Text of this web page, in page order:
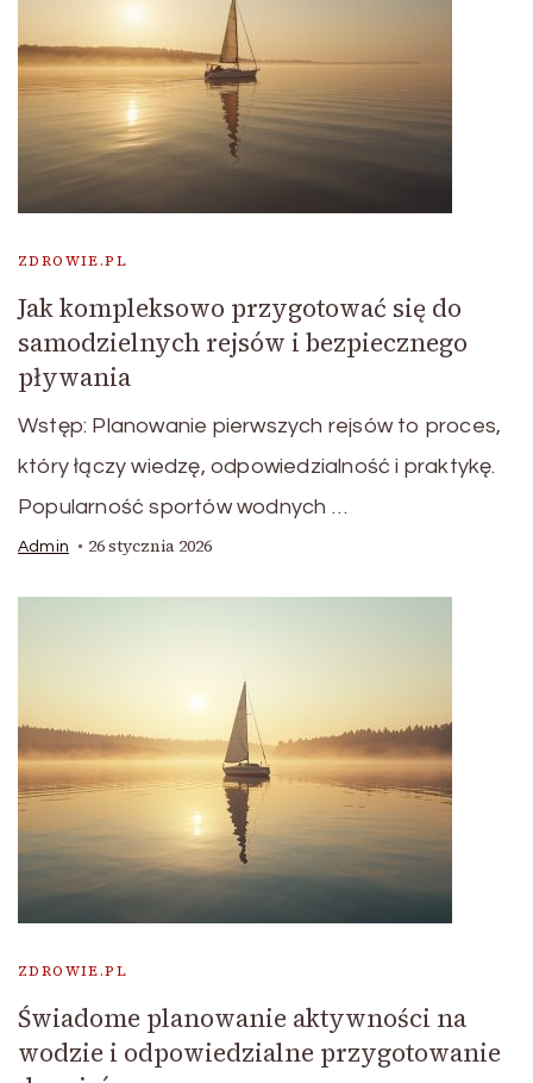
ZDROWIE.PL
Jak kompleksowo przygotować się do
samodzielnych rejsów i bezpiecznego
pływania
Wstęp: Planowanie pierwszych rejsów to proces,
który łączy wiedzę, odpowiedzialność i praktykę.
Popularność sportów wodnych …
Admin 26 stycznia 2026
ZDROWIE.PL
Świadome planowanie aktywności na
wodzie i odpowiedzialne przygotowanie